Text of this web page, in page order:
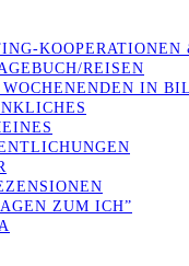
KOOPERATIONEN
REISEN
WOCHENENDEN IN
ZUM ICH”